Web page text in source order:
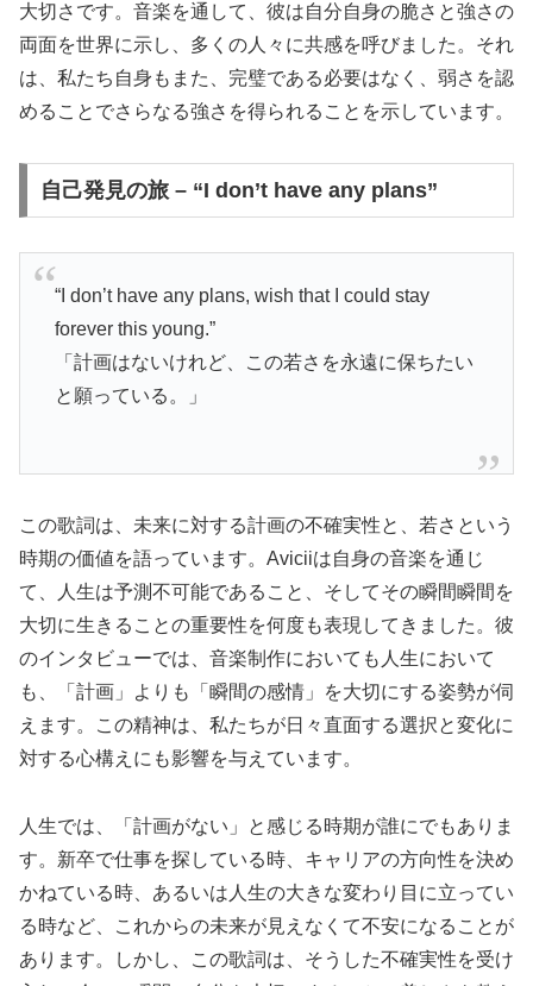
大切さです。音楽を通して、彼は自分自身の脆さと強さの
両面を世界に示し、多くの人々に共感を呼びました。それ
は、私たち自身もまた、完璧である必要はなく、弱さを認
めることでさらなる強さを得られることを示しています。
自己発見の旅 – “I don’t have any plans”
“I don’t have any plans, wish that I could stay
forever this young.”
「計画はないけれど、この若さを永遠に保ちたい
と願っている。」
この歌詞は、未来に対する計画の不確実性と、若さという
時期の価値を語っています。Aviciiは自身の音楽を通じ
て、人生は予測不可能であること、そしてその瞬間瞬間を
大切に生きることの重要性を何度も表現してきました。彼
のインタビューでは、音楽制作においても人生において
も、「計画」よりも「瞬間の感情」を大切にする姿勢が伺
えます。この精神は、私たちが日々直面する選択と変化に
対する心構えにも影響を与えています。
人生では、「計画がない」と感じる時期が誰にでもありま
す。新卒で仕事を探している時、キャリアの方向性を決め
かねている時、あるいは人生の大きな変わり目に立ってい
る時など、これからの未来が見えなくて不安になることが
あります。しかし、この歌詞は、そうした不確実性を受け